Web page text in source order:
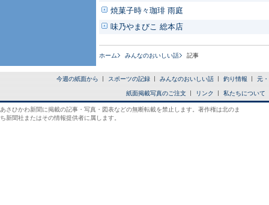
焼菓子時々珈琲 雨庭
味乃やまびこ 総本店
ホーム みんなのおいしい話 記事
今週の紙面から スポーツの記録 みんなのおいしい話 釣り情報 元
紙面掲載写真のご注文 リンク 私たちについて
あさひかわ新聞に掲載の記事・写真・図表などの無断転載を禁止します。著作権は北のま
ち新聞社またはその情報提供者に属します。